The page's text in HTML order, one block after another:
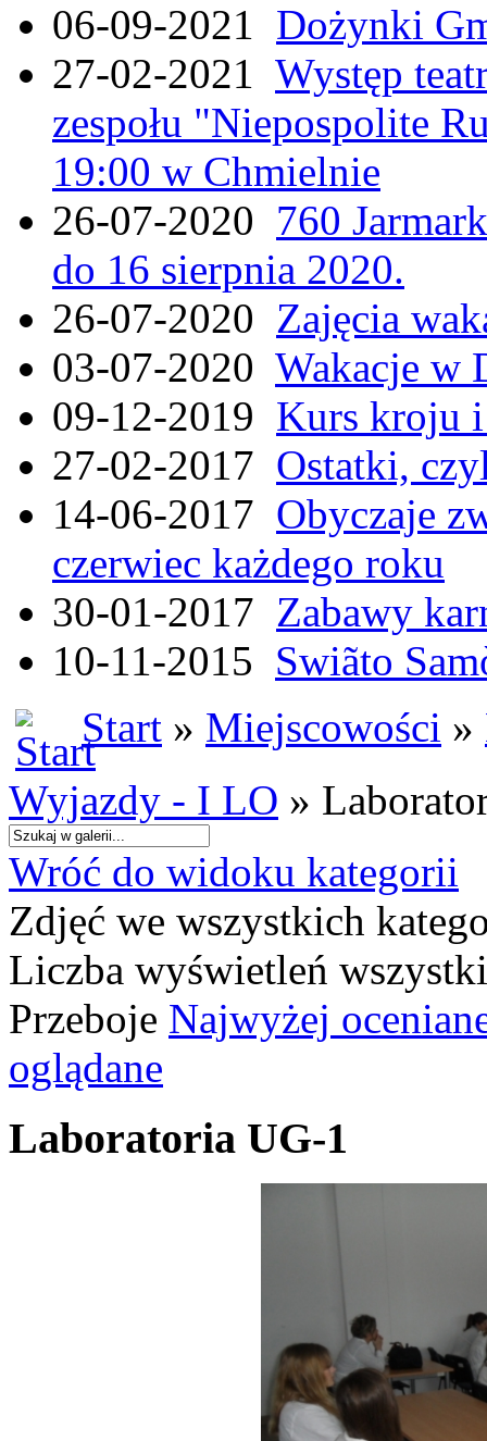
06-09-2021 Dożynki
27-02-2021 Występ
zespołu "Niepospolite
19:00 w Chmielnie
26-07-2020 760
do 16 sierpnia 2020.
26-07-2020 Zajęcia
03-07-2020 Wakacje w
09-12-2019 Kurs kroju i
27-02-2017 Ostatki,
14-06-2017 Obyczaje
czerwiec każdego roku
30-01-2017 Zabawy
10-11-2015 Swiãto
Start » Miejscowości »
Wyjazdy - I LO »
Wróć do widoku kategorii
Zdjęć we wszystkich
Liczba wyświetleń
Przeboje Najwyżej
oglądane
Laboratoria UG-1